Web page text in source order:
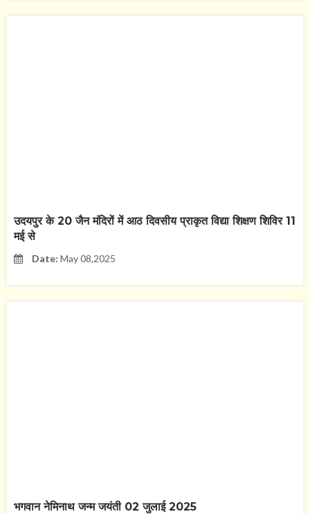
उदयपुर के 20 जैन मंदिरों में आठ दिवसीय प्राकृत विद्या शिक्षण शिविर 11
मई से
Date: May 08,2025
भगवान नेमिनाथ जन्म जयंती 02 जुलाई 2025